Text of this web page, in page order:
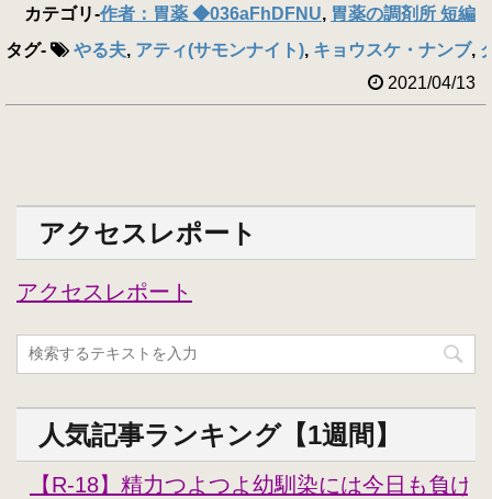
カテゴリ-作者：胃薬 ◆036aFhDFNU, 胃薬の調剤所 短編
タグ- やる夫, アティ(サモンナイト), キョウスケ・ナンブ,
2021/04/13
アクセスレポート
アクセスレポート
人気記事ランキング【1週間】
【R-18】精力つよつよ幼馴染には今日も負け